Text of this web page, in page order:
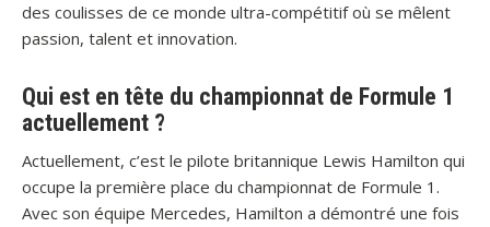
des coulisses de ce monde ultra-compétitif où se mêlent
passion, talent et innovation.
Qui est en tête du championnat de Formule 1
actuellement ?
Actuellement, c’est le pilote britannique Lewis Hamilton qui
occupe la première place du championnat de Formule 1.
Avec son équipe Mercedes, Hamilton a démontré une fois